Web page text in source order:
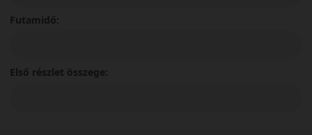
Futamidő:
Első részlet összege: